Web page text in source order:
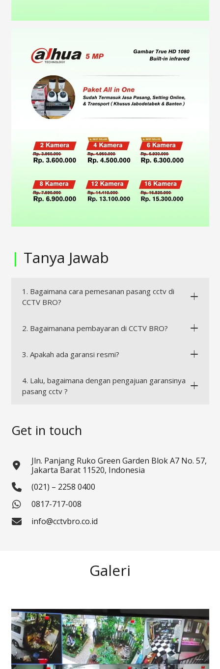
| Tanya Jawab
1. Bagaimana cara pemesanan pasang cctv di
CCTV BRO?
2. Bagaimanana pembayaran di CCTV BRO?
3. Apakah ada garansi resmi?
4. Lalu, bagaimana dengan pengajuan garansinya
pasang cctv ?
Get in touch
Jln. Panjang Ruko Green Garden Blok A7 No. 57,
Jakarta Barat 11520, Indonesia
(021) – 2258 0400
0817-717-008
info@cctvbro.co.id
Galeri